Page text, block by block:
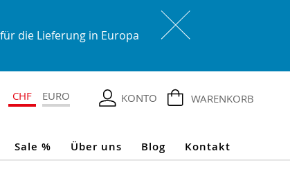
für die Lieferung in Europa
WARENKORB
KONTO
CHF EURO
Sale % Über uns Blog Kontakt